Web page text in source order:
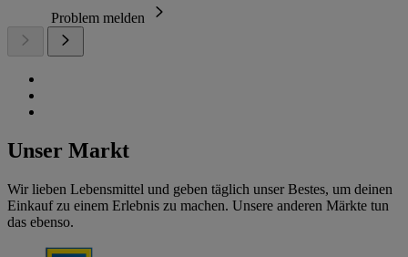
Problem melden
Unser Markt
Wir lieben Lebensmittel und geben täglich unser Bestes, um deinen
Einkauf zu einem Erlebnis zu machen. Unsere anderen Märkte tun
das ebenso.